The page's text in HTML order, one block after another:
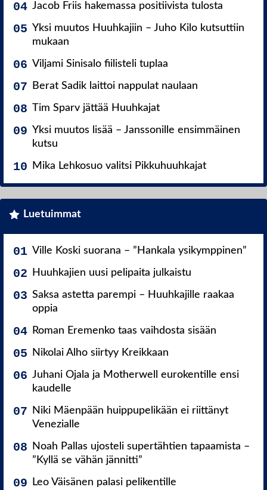
Jacob Friis hakemassa positiivista tulosta
Yksi muutos Huuhkajiin – Juho Kilo kutsuttiin
mukaan
Viljami Sinisalo fiilisteli tuplaa
Berat Sadik laittoi nappulat naulaan
Tim Sparv jättää Huuhkajat
Yksi muutos lisää – Janssonille ensimmäinen
kutsu
Mika Lehkosuo valitsi Pikkuhuuhkajat
Luetuimmat
Ville Koski suorana – ”Hankala ysikymppinen”
Huuhkajien uusi pelipaita julkaistu
Saksa astetta parempi – Huuhkajille raakaa
oppia
Roman Eremenko taas vaihdosta sisään
Nikolai Alho siirtyy Kreikkaan
Juhani Ojala ja Motherwell eurokentille ensi
kaudelle
Niki Mäenpään huippupelikään ei riittänyt
Venezialle
Noah Pallas ujosteli supertähtien tapaamista –
”Kyllä se vähän jännitti”
Leo Väisänen palasi pelikentille